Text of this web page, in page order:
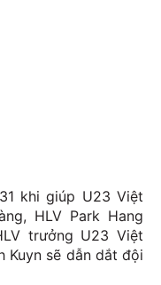
khi giúp U23 Việt
HLV Park Hang
trưởng U23 Việt
Kuyn sẽ dẫn dắt đội